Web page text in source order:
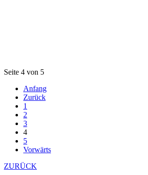
Seite 4 von 5
Anfang
Zurück
1
2
3
4
5
Vorwärts
ZURÜCK